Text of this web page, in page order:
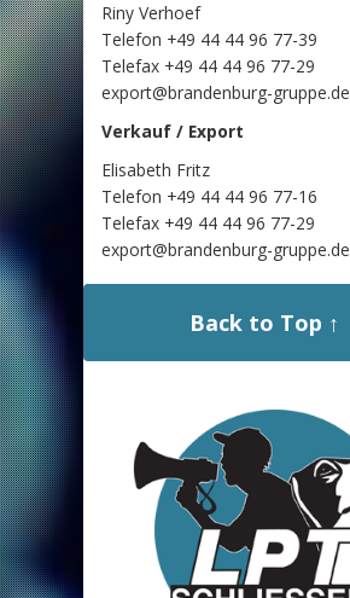
Riny Verhoef
Telefon +49 44 44 96 77-39
Telefax +49 44 44 96 77-29
export@brandenburg-gruppe.de
Verkauf / Export
Elisabeth Fritz
Telefon +49 44 44 96 77-16
Telefax +49 44 44 96 77-29
export@brandenburg-gruppe.de
Back to Top ↑